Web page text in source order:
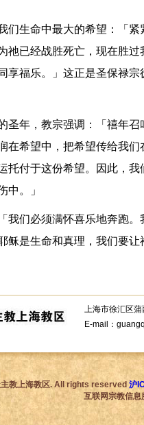
们生命中最大的希望：「
祂已经战胜死亡，现在胜
享福乐。」这正是圣保禄
圣年，教宗强调：「禧年
在希望中，把希望传给我
托付于这份希望。因此，
中。」
我们必须满怀喜乐地奔跑
稣是生命和真理，我们要
上海市徐汇区
E-mail：
教区. All rights reserved 沪
互联网宗教信息服